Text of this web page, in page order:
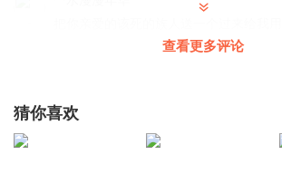
阿怪越骂越脏，更新越来越慢😤
查看更多评论
猜你喜欢